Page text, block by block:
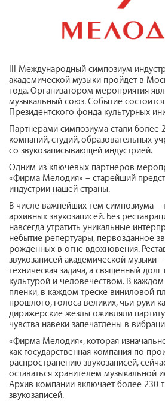
III Международный симпозиум
академической музыки пройдет в
года. Организатором мероприятия
музыкальный союз. Событие
Президентского фонда культурных
Партнерами симпозиума стали более
компаний, студий, образовательных
со звукозаписывающей индустрией.
Одним из ключевых партнеров
«Фирма Мелодия» – старейший
индустрии нашей страны.
В числе важнейших тем симпозиума –
архивных звукозаписей. Без
навсегда утратить уникальные
небытие репертуары, первозданное
рожденных в огне вдохновения.
звукозаписей академической музыки
техническая задача, а священный
культурой и человечеством. В
пленки, в каждом треске виниловой
прошлого, голоса великих, чьи руки
дирижерские жезлы оживляли
чувства навеки запечатлены в
«Фирма Мелодия», которая
как государственная компания по
распространению звукозаписей,
оставаться хранителем музыкальной
Архив компании включает более 230
звукозаписей.